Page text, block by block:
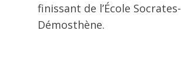
finissant de l’École Socrates-
Démosthène.